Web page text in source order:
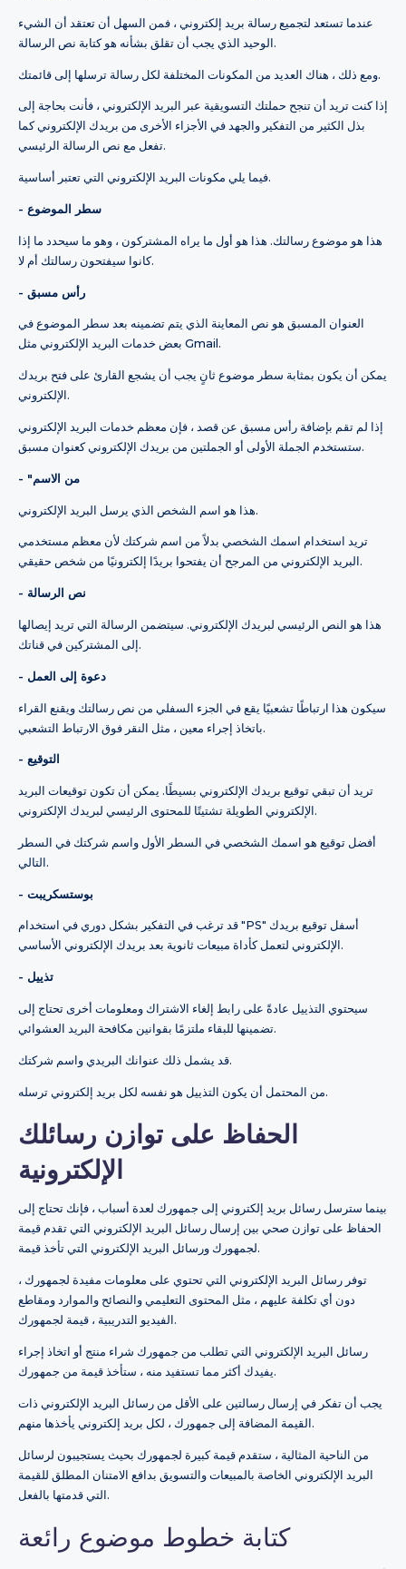
عندما تستعد لتجميع رسالة بريد إلكتروني ، فمن السهل أن تعتقد أن الشيء
الوحيد الذي يجب أن تقلق بشأنه هو كتابة نص الرسالة.
ومع ذلك ، هناك العديد من المكونات المختلفة لكل رسالة ترسلها إلى قائمتك.
إذا كنت تريد أن تنجح حملتك التسويقية عبر البريد الإلكتروني ، فأنت بحاجة إلى
بذل الكثير من التفكير والجهد في الأجزاء الأخرى من بريدك الإلكتروني كما
تفعل مع نص الرسالة الرئيسي.
فيما يلي مكونات البريد الإلكتروني التي تعتبر أساسية.
- سطر الموضوع
هذا هو موضوع رسالتك. هذا هو أول ما يراه المشتركون ، وهو ما سيحدد ما إذا
كانوا سيفتحون رسالتك أم لا.
- رأس مسبق
العنوان المسبق هو نص المعاينة الذي يتم تضمينه بعد سطر الموضوع في
بعض خدمات البريد الإلكتروني مثل Gmail.
يمكن أن يكون بمثابة سطر موضوع ثانٍ يجب أن يشجع القارئ على فتح بريدك
الإلكتروني.
إذا لم تقم بإضافة رأس مسبق عن قصد ، فإن معظم خدمات البريد الإلكتروني
ستستخدم الجملة الأولى أو الجملتين من بريدك الإلكتروني كعنوان مسبق.
- "من الاسم
هذا هو اسم الشخص الذي يرسل البريد الإلكتروني.
تريد استخدام اسمك الشخصي بدلاً من اسم شركتك لأن معظم مستخدمي
البريد الإلكتروني من المرجح أن يفتحوا بريدًا إلكترونيًا من شخص حقيقي.
- نص الرسالة
هذا هو النص الرئيسي لبريدك الإلكتروني. سيتضمن الرسالة التي تريد إيصالها
إلى المشتركين في قناتك.
- دعوة إلى العمل
سيكون هذا ارتباطًا تشعبيًا يقع في الجزء السفلي من نص رسالتك ويقنع القراء
باتخاذ إجراء معين ، مثل النقر فوق الارتباط التشعبي.
- التوقيع
تريد أن تبقي توقيع بريدك الإلكتروني بسيطًا. يمكن أن تكون توقيعات البريد
الإلكتروني الطويلة تشتيتًا للمحتوى الرئيسي لبريدك الإلكتروني.
أفضل توقيع هو اسمك الشخصي في السطر الأول واسم شركتك في السطر
التالي.
- بوستسكريبت
قد ترغب في التفكير بشكل دوري في استخدام "PS" أسفل توقيع بريدك
الإلكتروني لتعمل كأداة مبيعات ثانوية بعد بريدك الإلكتروني الأساسي.
- تذييل
سيحتوي التذييل عادةً على رابط إلغاء الاشتراك ومعلومات أخرى تحتاج إلى
تضمينها للبقاء ملتزمًا بقوانين مكافحة البريد العشوائي.
قد يشمل ذلك عنوانك البريدي واسم شركتك.
من المحتمل أن يكون التذييل هو نفسه لكل بريد إلكتروني ترسله.
الحفاظ على توازن رسائلك
الإلكترونية
بينما سترسل رسائل بريد إلكتروني إلى جمهورك لعدة أسباب ، فإنك تحتاج إلى
الحفاظ على توازن صحي بين إرسال رسائل البريد الإلكتروني التي تقدم قيمة
لجمهورك ورسائل البريد الإلكتروني التي تأخذ قيمة.
توفر رسائل البريد الإلكتروني التي تحتوي على معلومات مفيدة لجمهورك ،
دون أي تكلفة عليهم ، مثل المحتوى التعليمي والنصائح والموارد ومقاطع
الفيديو التدريبية ، قيمة لجمهورك.
رسائل البريد الإلكتروني التي تطلب من جمهورك شراء منتج أو اتخاذ إجراء
يفيدك أكثر مما تستفيد منه ، ستأخذ قيمة من جمهورك.
يجب أن تفكر في إرسال رسالتين على الأقل من رسائل البريد الإلكتروني ذات
القيمة المضافة إلى جمهورك ، لكل بريد إلكتروني يأخذها منهم.
من الناحية المثالية ، ستقدم قيمة كبيرة لجمهورك بحيث يستجيبون لرسائل
البريد الإلكتروني الخاصة بالمبيعات والتسويق بدافع الامتنان المطلق للقيمة
التي قدمتها بالفعل.
كتابة خطوط موضوع رائعة